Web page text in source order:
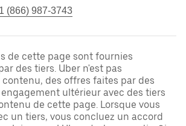
1 (866) 987-3743
de cette page sont fournies
des tiers. Uber n'est pas
des offres faites par des
ultérieur avec des tiers
de cette page. Lorsque vous
un tiers, vous concluez un accord